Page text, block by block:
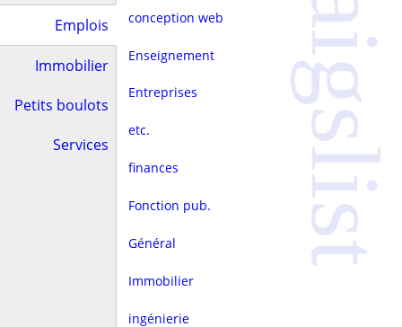
Emplois
Immobilier
Petits boulots
Services
conception web
Enseignement
Entreprises
etc.
finances
Fonction pub.
Général
Immobilier
ingénierie
craigslist